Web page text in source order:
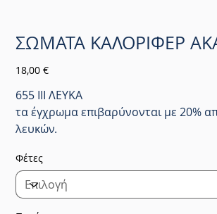
ΣΩΜΑΤΑ ΚΑΛΟΡΙΦΕΡ
Τιμή
18,00 €
655 III ΛΕΥΚΑ
τα έγχρωμα επιβαρύνονται με 20%
λευκών.
Φέτες